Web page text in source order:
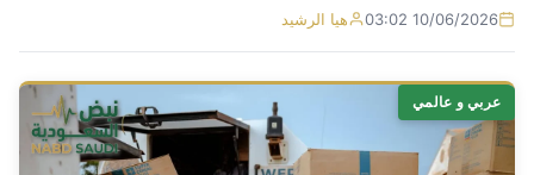
10/06/2026 03:02 هيا الرشيد
عربي و عالمي